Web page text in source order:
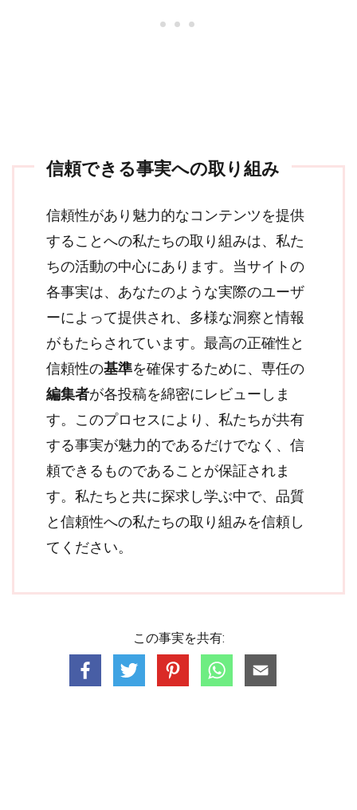
信頼できる事実への取り組み
信頼性があり魅力的なコンテンツを提供
することへの私たちの取り組みは、私た
ちの活動の中心にあります。当サイトの
各事実は、あなたのような実際のユーザ
ーによって提供され、多様な洞察と情報
がもたらされています。最高の正確性と
信頼性の基準を確保するために、専任の
編集者が各投稿を綿密にレビューしま
す。このプロセスにより、私たちが共有
する事実が魅力的であるだけでなく、信
頼できるものであることが保証されま
す。私たちと共に探求し学ぶ中で、品質
と信頼性への私たちの取り組みを信頼し
てください。
この事実を共有: